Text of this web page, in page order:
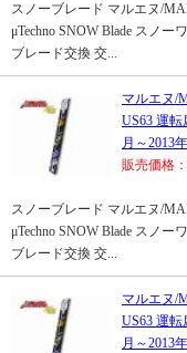
スノーブレード マルエヌ/
μTechno SNOW Blade スノ
ブレード交換 交...
マルエヌ/
US63 運
月～2013
販売価格
スノーブレード マルエヌ/
μTechno SNOW Blade スノ
ブレード交換 交...
マルエヌ/
US63 運
月～2013